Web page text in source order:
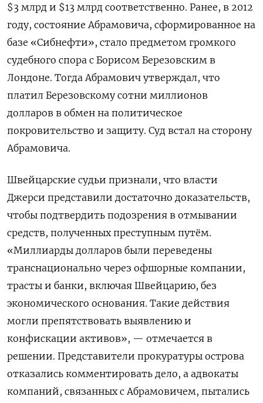
$3 млрд и $13 млрд соответственно. Ранее, в 2012
году, состояние Абрамовича, сформированное на
базе «Сибнефти», стало предметом громкого
судебного спора с Борисом Березовским в
Лондоне. Тогда Абрамович утверждал, что
платил Березовскому сотни миллионов
долларов в обмен на политическое
покровительство и защиту. Суд встал на сторону
Абрамовича.
Швейцарские судьи признали, что власти
Джерси представили достаточно доказательств,
чтобы подтвердить подозрения в отмывании
средств, полученных преступным путём.
«Миллиарды долларов были переведены
транснационально через офшорные компании,
трасты и банки, включая Швейцарию, без
экономического основания. Такие действия
могли препятствовать выявлению и
конфискации активов», — отмечается в
решении. Представители прокуратуры острова
отказались комментировать дело, а адвокаты
компаний, связанных с Абрамовичем, пытались